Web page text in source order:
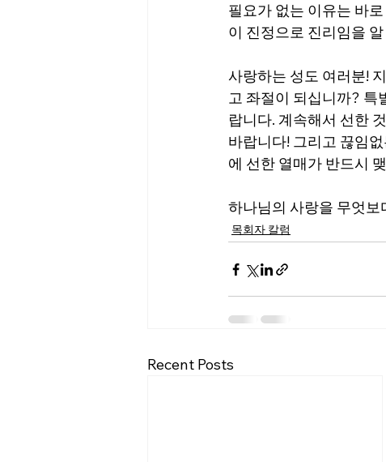
필요가 없는 이유는 바
이 진정으로 진리임을
사랑하는 성도 여러분!
고 좌절이 되십니까? 특
랍니다. 계속해서 선한
바랍니다! 그리고 끊임
에 선한 열매가 반드시
하나님의 사랑을 무엇보
목회자 칼럼
Recent Posts